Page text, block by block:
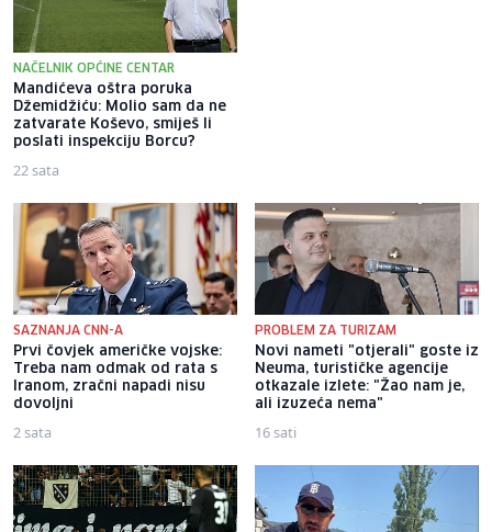
NAČELNIK OPĆINE CENTAR
Mandićeva oštra poruka
Džemidžiću: Molio sam da ne
zatvarate Koševo, smiješ li
poslati inspekciju Borcu?
22 sata
SAZNANJA CNN-A
Prvi čovjek američke vojske:
Treba nam odmak od rata s
Iranom, zračni napadi nisu
dovoljni
2 sata
PROBLEM ZA TURIZAM
Novi nameti "otjerali" goste iz
Neuma, turističke agencije
otkazale izlete: "Žao nam je,
ali izuzeća nema"
16 sati